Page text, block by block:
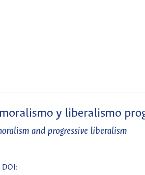
y liberalismo
and progressive liberalism
DOI: